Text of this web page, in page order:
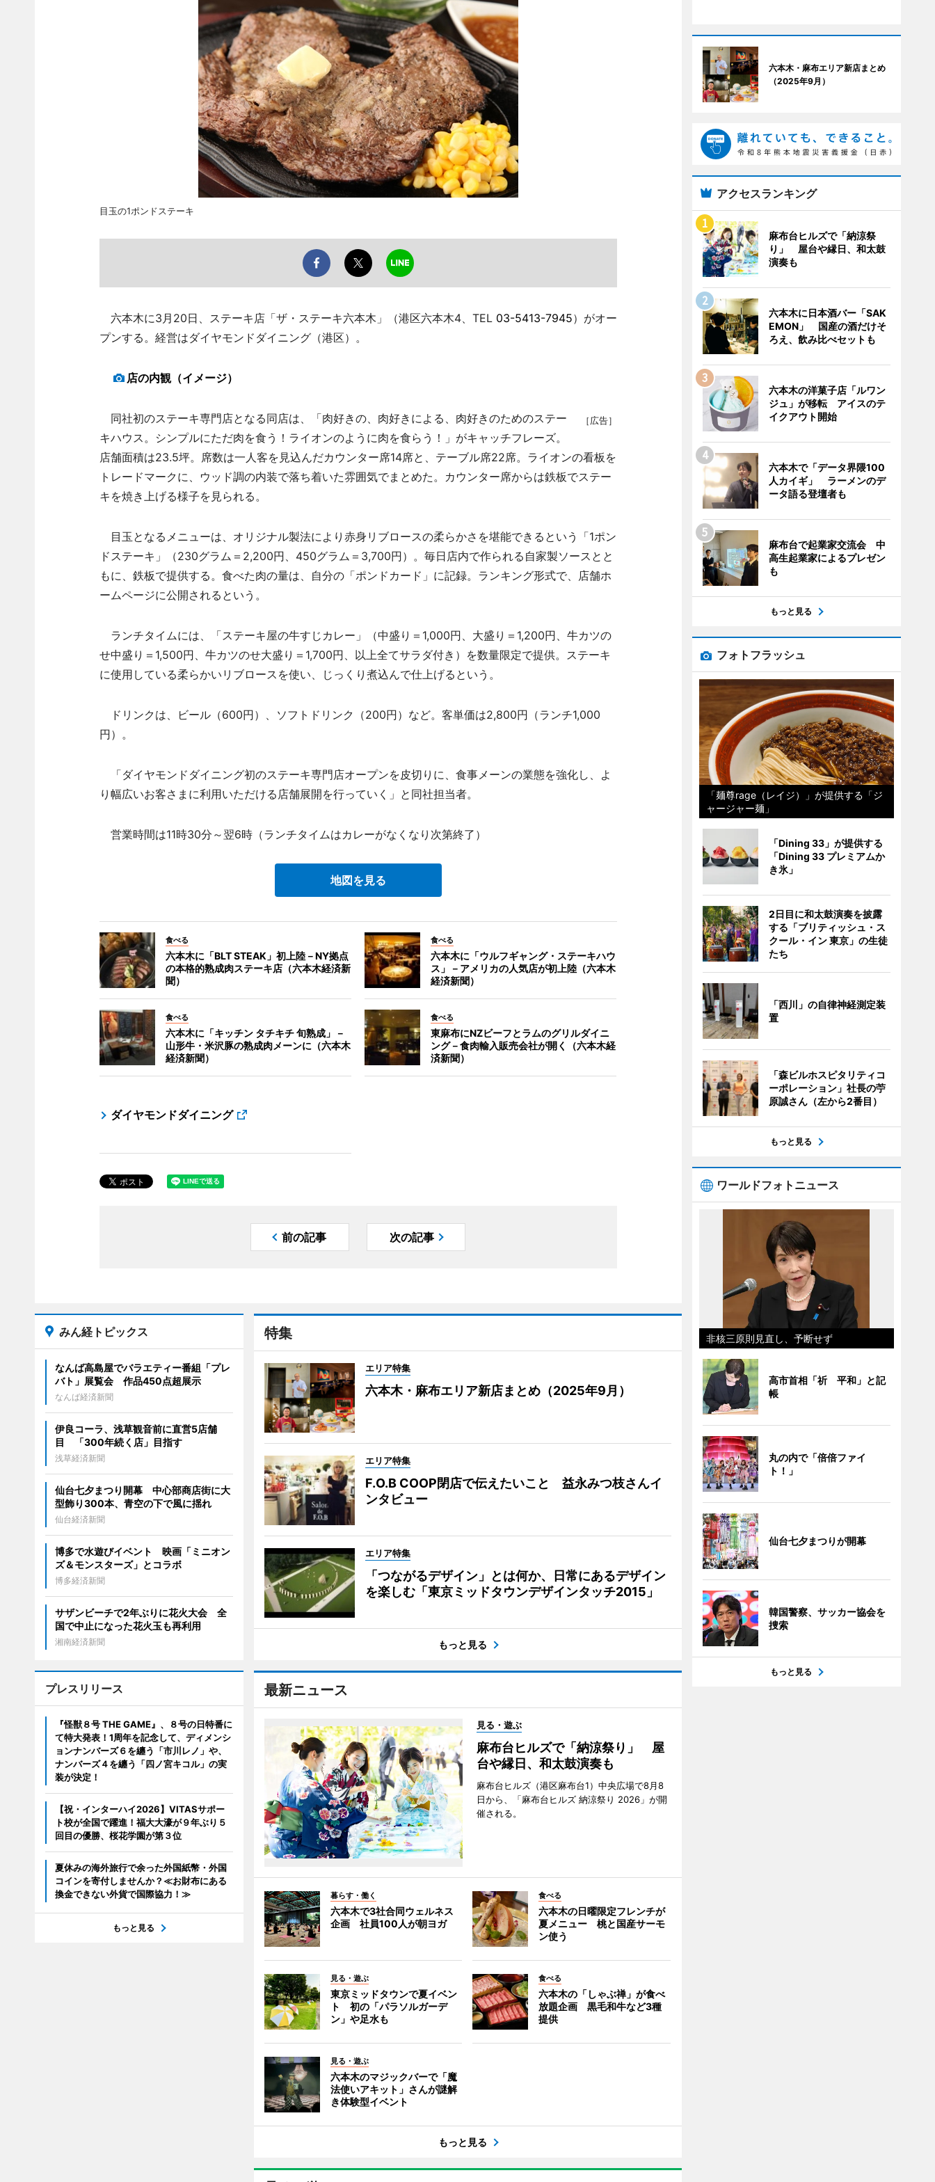
目玉の1ポンドステーキ
六本木に3月20日、ステーキ店「ザ・ステーキ六本木」（港区六本木4、TEL 03-5413-7945）がオー
プンする。経営はダイヤモンドダイニング（港区）。
店の内観（イメージ）
［広告］
同社初のステーキ専門店となる同店は、「肉好きの、肉好きによる、肉好きのためのステー
キハウス。シンプルにただ肉を食う！ライオンのように肉を食らう！」がキャッチフレーズ。
店舗面積は23.5坪。席数は一人客を見込んだカウンター席14席と、テーブル席22席。ライオンの看板を
トレードマークに、ウッド調の内装で落ち着いた雰囲気でまとめた。カウンター席からは鉄板でステー
キを焼き上げる様子を見られる。
目玉となるメニューは、オリジナル製法により赤身リブロースの柔らかさを堪能できるという「1ポン
ドステーキ」（230グラム＝2,200円、450グラム＝3,700円）。毎日店内で作られる自家製ソースとと
もに、鉄板で提供する。食べた肉の量は、自分の「ポンドカード」に記録。ランキング形式で、店舗ホ
ームページに公開されるという。
ランチタイムには、「ステーキ屋の牛すじカレー」（中盛り＝1,000円、大盛り＝1,200円、牛カツの
せ中盛り＝1,500円、牛カツのせ大盛り＝1,700円、以上全てサラダ付き）を数量限定で提供。ステーキ
に使用している柔らかいリブロースを使い、じっくり煮込んで仕上げるという。
ドリンクは、ビール（600円）、ソフトドリンク（200円）など。客単価は2,800円（ランチ1,000
円）。
「ダイヤモンドダイニング初のステーキ専門店オープンを皮切りに、食事メーンの業態を強化し、よ
り幅広いお客さまに利用いただける店舗展開を行っていく」と同社担当者。
営業時間は11時30分～翌6時（ランチタイムはカレーがなくなり次第終了）
地図を見る
食べる
六本木に「BLT STEAK」初上陸－NY拠点
の本格的熟成肉ステーキ店（六本木経済新
聞）
食べる
六本木に「ウルフギャング・ステーキハウ
ス」－アメリカの人気店が初上陸（六本木
経済新聞）
食べる
六本木に「キッチン タチキチ 旬熟成」－
山形牛・米沢豚の熟成肉メーンに（六本木
経済新聞）
食べる
東麻布にNZビーフとラムのグリルダイニ
ング－食肉輸入販売会社が開く（六本木経
済新聞）
ダイヤモンドダイニング
前の記事 次の記事
特集
エリア特集
六本木・麻布エリア新店まとめ（2025年9月）
エリア特集
F.O.B COOP閉店で伝えたいこと 益永みつ枝さんイ
ンタビュー
エリア特集
「つながるデザイン」とは何か、日常にあるデザイン
を楽しむ「東京ミッドタウンデザインタッチ2015」
もっと見る
最新ニュース
見る・遊ぶ
麻布台ヒルズで「納涼祭り」 屋
台や縁日、和太鼓演奏も
麻布台ヒルズ（港区麻布台1）中央広場で8月8
日から、「麻布台ヒルズ 納涼祭り 2026」が開
催される。
暮らす・働く
六本木で3社合同ウェルネス
企画 社員100人が朝ヨガ
食べる
六本木の日曜限定フレンチが
夏メニュー 桃と国産サーモ
ン使う
見る・遊ぶ
東京ミッドタウンで夏イベン
ト 初の「パラソルガーデ
ン」や足水も
食べる
六本木の「しゃぶ禅」が食べ
放題企画 黒毛和牛など3種
提供
見る・遊ぶ
六本木のマジックバーで「魔
法使いアキット」さんが謎解
き体験型イベント
もっと見る
みん経トピックス
なんば高島屋でバラエティー番組「プレ
バト」展覧会 作品450点超展示
なんば経済新聞
伊良コーラ、浅草観音前に直営5店舗
目 「300年続く店」目指す
浅草経済新聞
仙台七夕まつり開幕 中心部商店街に大
型飾り300本、青空の下で風に揺れ
仙台経済新聞
博多で水遊びイベント 映画「ミニオン
ズ＆モンスターズ」とコラボ
博多経済新聞
サザンビーチで2年ぶりに花火大会 全
国で中止になった花火玉も再利用
湘南経済新聞
プレスリリース
『怪獣８号 THE GAME』、８号の日特番に
て特大発表！1周年を記念して、ディメンシ
ョンナンバーズ６を纏う「市川レノ」や、
ナンバーズ４を纏う「四ノ宮キコル」の実
装が決定！
【祝・インターハイ2026】VITASサポー
ト校が全国で躍進！福大大濠が９年ぶり５
回目の優勝、桜花学園が第３位
夏休みの海外旅行で余った外国紙幣・外国
コインを寄付しませんか？≪お財布にある
換金できない外貨で国際協力！≫
もっと見る
六本木・麻布エリア新店まとめ
（2025年9月）
アクセスランキング
麻布台ヒルズで「納涼祭
り」 屋台や縁日、和太鼓
演奏も
六本木に日本酒バー「SAK
EMON」 国産の酒だけそ
ろえ、飲み比べセットも
六本木の洋菓子店「ルワン
ジュ」が移転 アイスのテ
イクアウト開始
六本木で「データ界隈100
人カイギ」 ラーメンのデ
ータ語る登壇者も
麻布台で起業家交流会 中
高生起業家によるプレゼン
も
もっと見る
フォトフラッシュ
「麺尊rage（レイジ）」が提供する「ジ
ャージャー麺」
「Dining 33」が提供する
「Dining 33 プレミアムか
き氷」
2日目に和太鼓演奏を披露
する「ブリティッシュ・ス
クール・イン 東京」の生徒
たち
「西川」の自律神経測定装
置
「森ビルホスピタリティコ
ーポレーション」社長の苧
原誠さん（左から2番目）
もっと見る
ワールドフォトニュース
非核三原則見直し、予断せず
高市首相「祈 平和」と記
帳
丸の内で「倍倍ファイ
ト！」
仙台七夕まつりが開幕
韓国警察、サッカー協会を
捜索
もっと見る